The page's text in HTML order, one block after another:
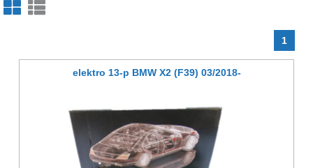
1
elektro 13-p BMW X2 (F39) 03/2018-